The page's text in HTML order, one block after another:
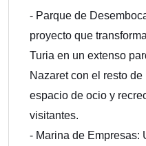
- Parque de
proyecto que
Turia en un extenso
Nazaret con el resto
espacio de ocio y
visitantes.
- Marina de Empresas: